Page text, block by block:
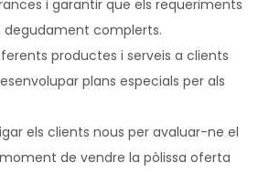
i garantir que els requeriments
degudament complerts.
productes i serveis a clients
plans especials per als
els clients nous per avaluar-ne el
de vendre la pòlissa oferta